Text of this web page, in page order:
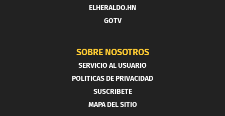
ELHERALDO.HN
GOTV
SOBRE NOSOTROS
SERVICIO AL USUARIO
POLITICAS DE PRIVACIDAD
SUSCRIBETE
MAPA DEL SITIO